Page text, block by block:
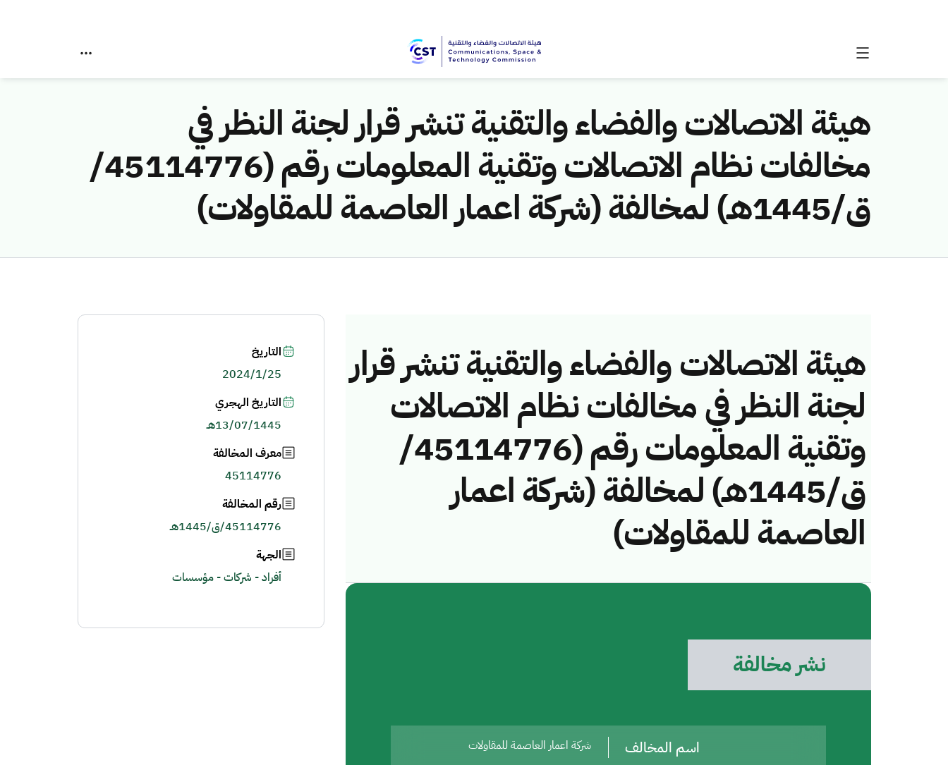
هيئة الاتصالات والفضاء والتقنية تنشر قرار لجنة النظر في
مخالفات نظام الاتصالات وتقنية المعلومات رقم (45114776/
ق/1445هـ) لمخالفة (شركة اعمار العاصمة للمقاولات)
هيئة الاتصالات والفضاء والتقنية تنشر قرار
لجنة النظر في مخالفات نظام الاتصالات
وتقنية المعلومات رقم (45114776/
ق/1445هـ) لمخالفة (شركة اعمار
العاصمة للمقاولات)
نشر مخالفة
اسم المخالف شركة اعمار العاصمة للمقاولات
التاريخ
2024/1/25
التاريخ الهجري
13/07/1445هـ
معرف المخالفة
45114776
رقم المخالفة
45114776/ق/1445هـ
الجهة
أفراد - شركات - مؤسسات